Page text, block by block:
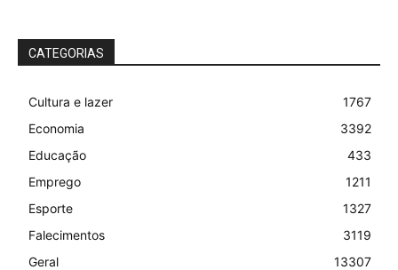
CATEGORIAS
Cultura e lazer
1767
Economia
3392
Educação
433
Emprego
1211
Esporte
1327
Falecimentos
3119
Geral
13307